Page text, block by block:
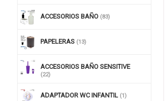
ACCESORIOS BAÑO (83)
PAPELERAS (13)
ACCESORIOS BAÑO SENSITIVE
(22)
ADAPTADOR WC INFANTIL (1)